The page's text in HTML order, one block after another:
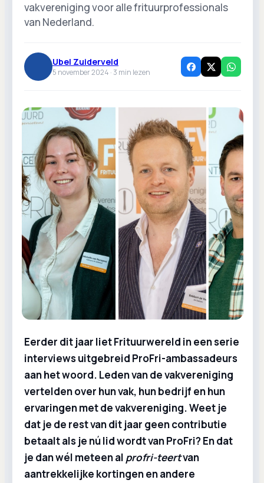
vakvereniging voor alle frituurprofessionals
van Nederland.
Ubel Zuiderveld
5 november 2024 ·3 min lezen
Eerder dit jaar liet Frituurwereld in een serie
interviews uitgebreid ProFri-ambassadeurs
aan het woord. Leden van de vakvereniging
vertelden over hun vak, hun bedrijf en hun
ervaringen met de vakvereniging. Weet je
dat je de rest van dit jaar geen contributie
betaalt als je nú lid wordt van ProFri? En dat
je dan wél meteen al profri-teertvan
aantrekkelijke kortingen en andere